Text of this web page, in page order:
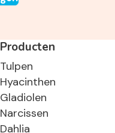
Producten
Tulpen
Hyacinthen
Gladiolen
Narcissen
Dahlia